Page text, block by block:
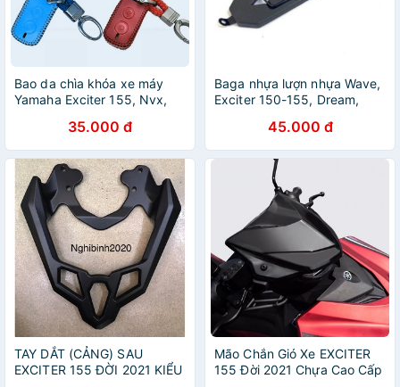
Bao da chìa khóa xe máy
Yamaha Exciter 155, Nvx,
35.000 đ
Baga nhựa lượn nhựa Wave,
Exciter 150-155, Dream,
45.000 đ
TAY DẮT (CẢNG) SAU
EXCITER 155 ĐỜI 2021 KIỂU
Mão Chắn Gió Xe EXCITER
155 Đời 2021 Chựa Cao Cấp